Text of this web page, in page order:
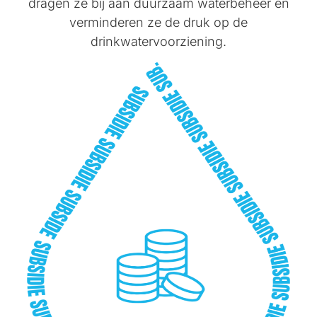
verminderen ze de druk op de
drinkwatervoorziening.